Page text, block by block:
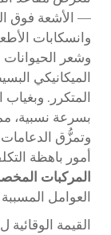
— الأشعة فوق
وانسكابات
وشعر الحيوانات
الميكانيكي
المتكرر. وبغياب
بسرعة نسبية،
وتمزُّق
أمور باهظة
المركبات
العوامل
القيمة الوقائية ل